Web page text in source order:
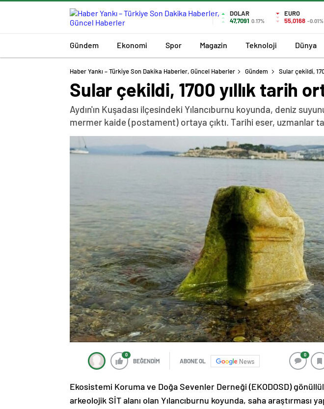
DOLAR
47,7091 0.17%
EURO
55,0168 -0.01%
Gündem Ekonomi Spor Magazin Teknoloji Dünya
Haber Yankı – Türkiye Son Dakika Haberler, Güncel Haberler Gündem Sular çekildi,
Sular çekildi, 1700 yıllık tarih
Aydın'ın Kuşadası ilçesindeki Yılancıburnu koyunda, deniz
mermer kaide (postament) ortaya çıktı. Tarihi eser, uzmanlar
0
BEĞENDİM ABONE OL News
0
Ekosistemi Koruma ve Doğa Sevenler Derneği (EKODOSD)
arkeolojik SİT alanı olan Yılancıburnu koyunda, saha araştırması